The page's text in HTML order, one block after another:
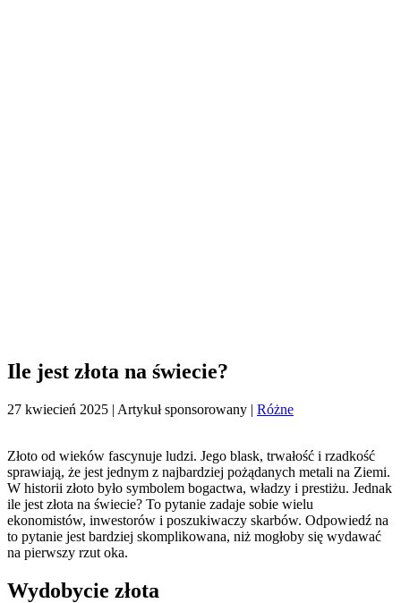
Ile jest złota na świecie?
27 kwiecień 2025 | Artykuł sponsorowany | Różne
Złoto od wieków fascynuje ludzi. Jego blask, trwałość i rzadkość
sprawiają, że jest jednym z najbardziej pożądanych metali na Ziemi.
W historii złoto było symbolem bogactwa, władzy i prestiżu. Jednak
ile jest złota na świecie? To pytanie zadaje sobie wielu
ekonomistów, inwestorów i poszukiwaczy skarbów. Odpowiedź na
to pytanie jest bardziej skomplikowana, niż mogłoby się wydawać
na pierwszy rzut oka.
Wydobycie złota